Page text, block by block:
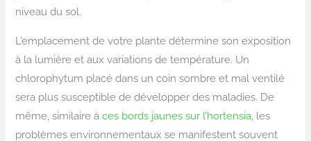
niveau du sol.
L’emplacement de votre plante détermine son exposition
à la lumière et aux variations de température. Un
chlorophytum placé dans un coin sombre et mal ventilé
sera plus susceptible de développer des maladies. De
même, similaire àces bords jaunes sur l’hortensia , les
problèmes environnementaux se manifestent souvent